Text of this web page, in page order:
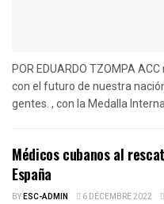
POR EDUARDO TZOMPA
con el futuro de nuestra
gentes. , con la Medalla
Médicos cubanos al
España
BYESC-ADMIN 6 DÉCEMBRE 2022